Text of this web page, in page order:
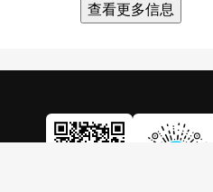
查看更多信息